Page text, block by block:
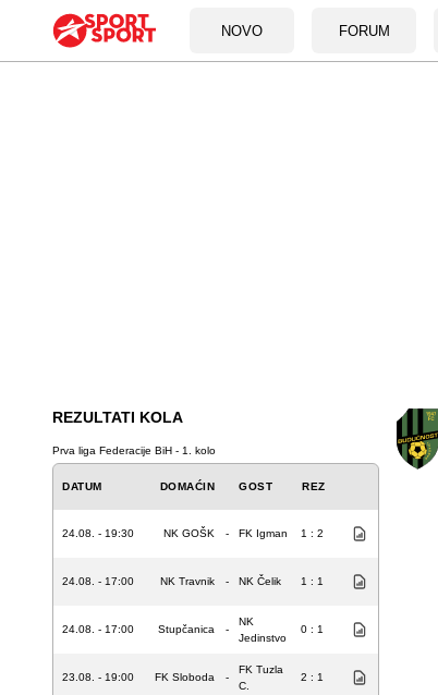
NOVO FORUM
REZULTATI KOLA
Prva liga Federacije BiH - 1. kolo
DATUM DOMAĆIN GOST REZ
24.08. - 19:30 NK GOŠK - FK Igman 1 : 2
24.08. - 17:00 NK Travnik - NK Čelik 1 : 1
24.08. - 17:00 Stupčanica -
NK
Jedinstvo
0 : 1
23.08. - 19:00 FK Sloboda -
FK Tuzla
C.
2 : 1